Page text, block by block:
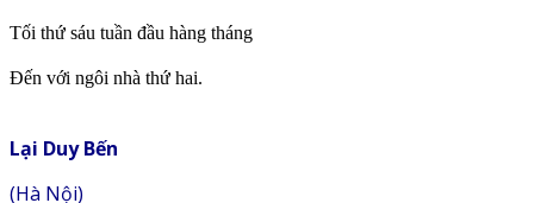
Tối thứ sáu tuần đầu hàng tháng
Đến với ngôi nhà thứ hai.
Lại Duy Bến
(Hà Nội)